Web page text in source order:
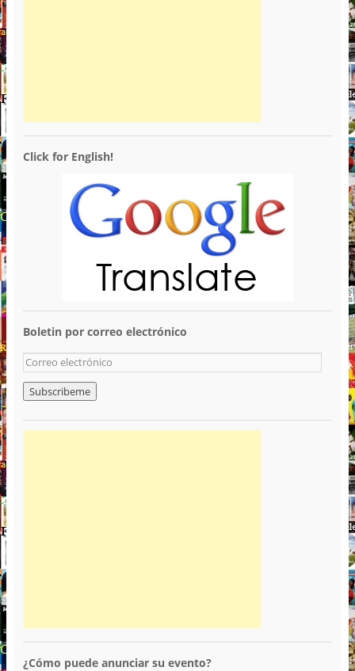
Click for English!
Boletin por correo electrónico
¿Cómo puede anunciar su evento?